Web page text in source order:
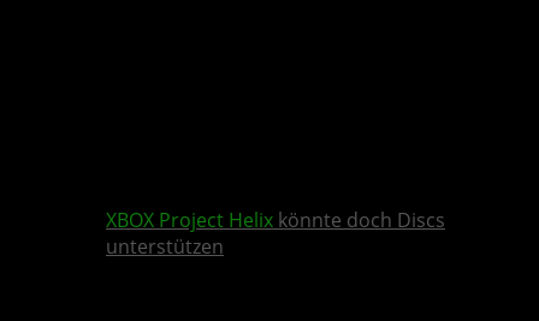
XBOX Project Helix könnte doch Discs
unterstützen